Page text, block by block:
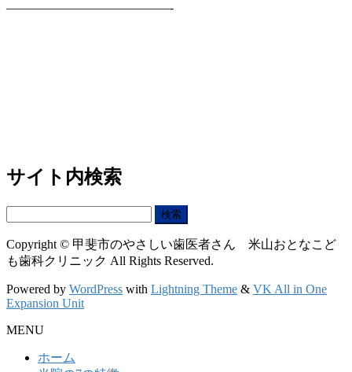
—————————————-
サイト内検索
Copyright © 甲斐市のやさしい歯医者さん 米山おとなこど
も歯科クリニック All Rights Reserved.
Powered by WordPress with Lightning Theme & VK All in One
Expansion Unit
MENU
ホーム